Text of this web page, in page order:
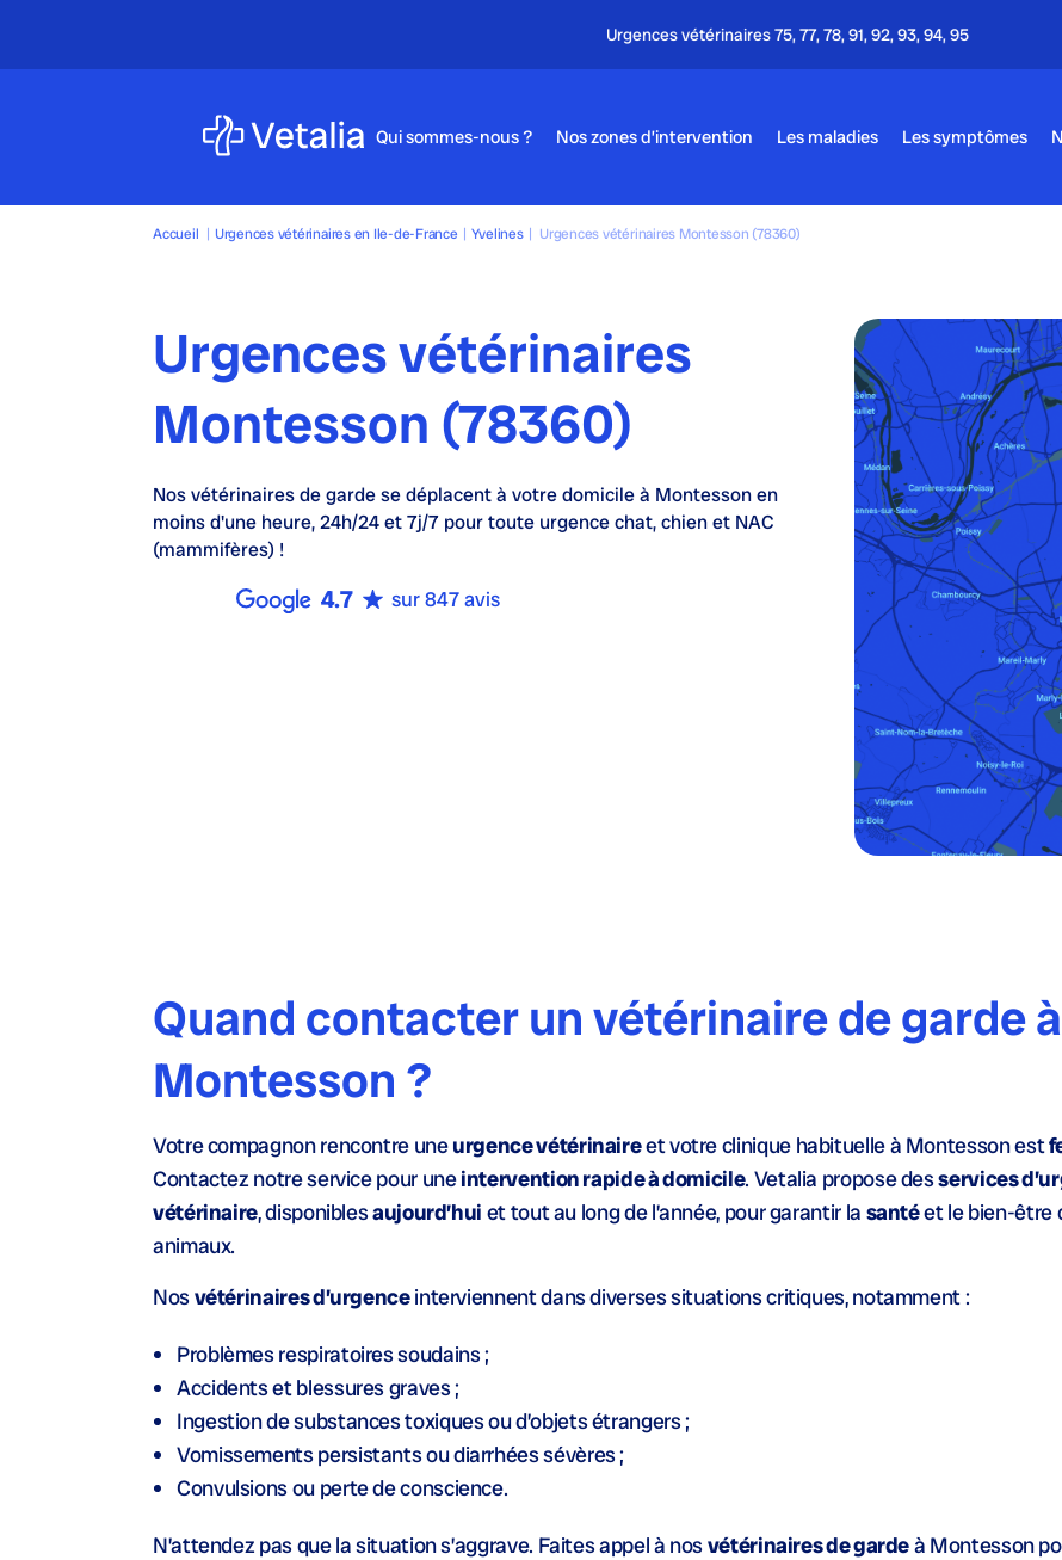
Qui sommes-nous ? Nos zones d’intervention Les maladies Les symptômes
Accueil | Urgences vétérinaires en Ile-de-France | Yvelines | Urgences vétérinaires Montesson (78360)
Urgences vétérinaires
Montesson (78360)
Nosvétérinaires de gardese déplacent à votre domicile à Montesson en
moins d'une heure,24h/24 et 7j/7 pour toute urgence chat, chien et NAC
(mammifères) !
4.7 sur 847 avis
Quand contacter un vétérinaire de garde à
Montesson ?
Votre compagnon rencontre uneurgence vétérinaireet votre clinique habituelle à Montesson est
Contactez notre service pour uneintervention rapide à domicile. Vetalia propose desservices
vétérinaire, disponiblesaujourd’hui et tout au long de l’année, pour garantir la santéet le bien-être
animaux.
Nosvétérinaires d’urgenceinterviennent dans diverses situations critiques, notamment :
Problèmes respiratoires soudains ;
Accidents et blessures graves ;
Ingestion de substances toxiques ou d’objets étrangers ;
Vomissements persistants ou diarrhées sévères ;
Convulsions ou perte de conscience.
N’attendez pas que la situation s’aggrave. Faites appel à nosvétérinaires de gardeà Montesson